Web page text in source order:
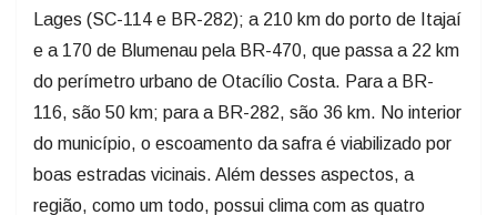
Lages (SC-114 e BR-282); a 210 km do porto de Itajaí
e a 170 de Blumenau pela BR-470, que passa a 22 km
do perímetro urbano de Otacílio Costa. Para a BR-
116, são 50 km; para a BR-282, são 36 km. No interior
do município, o escoamento da safra é viabilizado por
boas estradas vicinais. Além desses aspectos, a
região, como um todo, possui clima com as quatro